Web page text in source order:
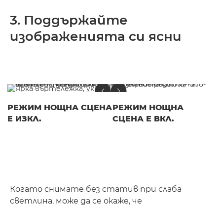
3. Поддържайте
изображенията си ясни
РЕЖИМ НОЩНА СЦЕНА
Е ИЗКЛ.
РЕЖИМ НОЩНА
СЦЕНА Е ВКЛ.
Когато снимате без статив при слаба
светлина, може да се окаже, че